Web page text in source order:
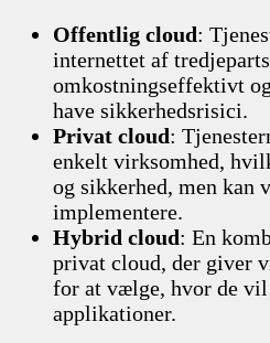
Offentlig cloud:
internettet af
omkostningseffektivt
have sikkerhedsrisici.
Privat cloud:
enkelt virksomhed,
og sikkerhed, men kan
implementere.
Hybrid cloud: En
privat cloud, der giver
for at vælge, hvor de vil
applikationer.